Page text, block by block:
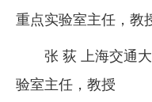
重点实验室主任，教
张 荻 上海交通
验室主任，教授